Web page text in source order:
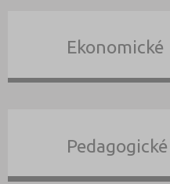
Ekonomické
Pedagogické